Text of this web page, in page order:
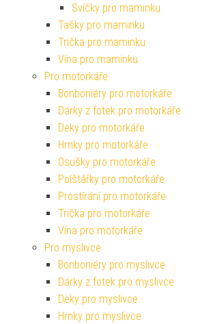
Svíčky pro maminku
Tašky pro maminku
Trička pro maminku
Vína pro maminku
Pro motorkáře
Bonboniéry pro motorkáře
Dárky z fotek pro motorkáře
Deky pro motorkáře
Hrnky pro motorkáře
Osušky pro motorkáře
Polštářky pro motorkáře
Prostírání pro motorkáře
Trička pro motorkáře
Vína pro motorkáře
Pro myslivce
Bonboniéry pro myslivce
Dárky z fotek pro myslivce
Deky pro myslivce
Hrnky pro myslivce